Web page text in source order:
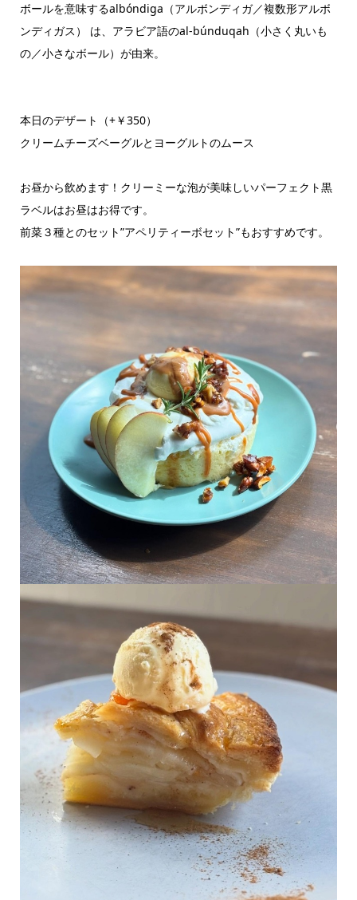
ボールを意味するalbóndiga（アルボンディガ／複数形アルボ
ンディガス） は、アラビア語のal-búnduqah（小さく丸いも
の／小さなボール）が由来。
本日のデザート（+￥350）
クリームチーズベーグルとヨーグルトのムース
お昼から飲めます！クリーミーな泡が美味しいパーフェクト黒
ラベルはお昼はお得です。
前菜３種とのセット”アペリティーボセット”もおすすめです。